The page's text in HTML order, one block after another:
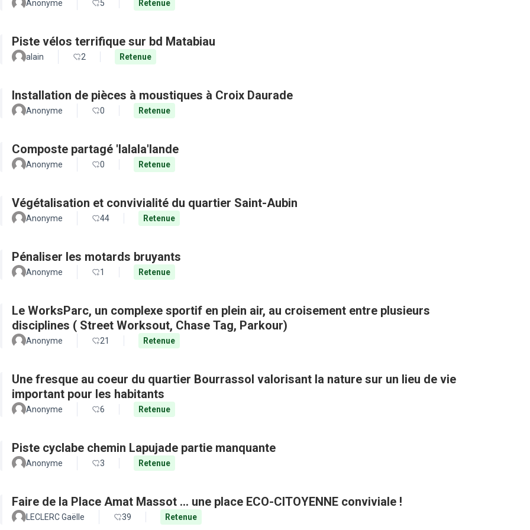
Anonyme 5 Retenue
Piste vélos terrifique sur bd Matabiau
alain 2 Retenue
Installation de pièces à moustiques à Croix Daurade
Anonyme 0 Retenue
Composte partagé 'lalala'lande
Anonyme 0 Retenue
Végétalisation et convivialité du quartier Saint-Aubin
Anonyme 44 Retenue
Pénaliser les motards bruyants
Anonyme 1 Retenue
Le WorksParc, un complexe sportif en plein air, au croisement entre plusieurs
disciplines ( Street Worksout, Chase Tag, Parkour)
Anonyme 21 Retenue
Une fresque au coeur du quartier Bourrassol valorisant la nature sur un lieu de vie
important pour les habitants
Anonyme 6 Retenue
Piste cyclabe chemin Lapujade partie manquante
Anonyme 3 Retenue
Faire de la Place Amat Massot ... une place ECO-CITOYENNE conviviale !
LECLERC Gaëlle 39 Retenue